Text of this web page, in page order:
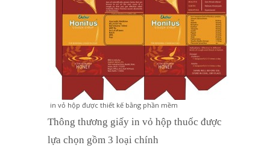
in vỏ hộp được thiết kế bằng phần mềm
Thông thương giấy in vỏ hộp thuốc được
lựa chọn gồm 3 loại chính